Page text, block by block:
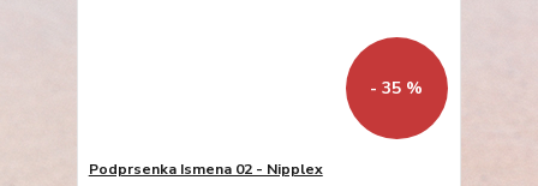
- 35 %
Podprsenka Ismena 02 - Nipplex